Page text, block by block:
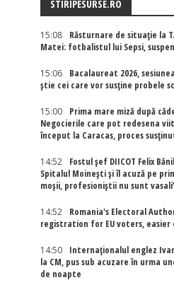
STIRIPESURSE.RO
15:08
Răsturnare de situație la
Matei: fotbalistul lui Sepsi,
15:06
Bacalaureat 2026,
știe cei care vor susține probele
15:00
Prima mare miză după
Negocierile care pot redesena
început la Caracas, proces
14:52
Fostul șef DIICOT Felix
Spitalul Moinești și îl acuză pe
moșii, profesioniștii nu sunt
14:52
Romania's Electoral
registration for EU voters,
14:50
Internaţionalul englez
la CM, pus sub acuzare în urma
de noapte